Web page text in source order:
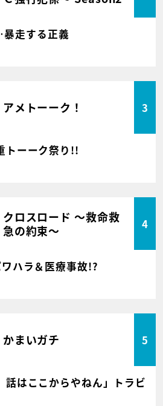
走する正義
アメトーーク！ 3
トーーク祭り!!
クロスロード ～救命救
急の約束～
4
ハラ＆医療事故!?
かまいガチ 5
話はここからやねん」トラビ